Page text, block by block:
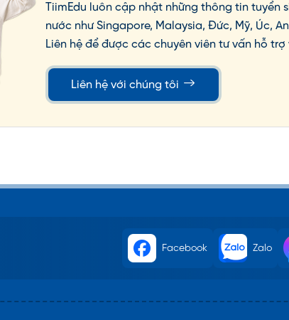
TiimEdu luôn cập nhật những thông tin tuyển
nước như Singapore, Malaysia, Đức, Mỹ, Úc,
Liên hệ để được các chuyên viên tư vấn hỗ
Liên hệ với chúng tôi
Facebook Zalo